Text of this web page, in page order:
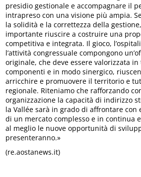
presidio gestionale e accompagnare il
intrapreso con una visione più ampia.
la solidità e la correttezza della
importante riuscire a costruire una
competitiva e integrata. Il gioco,
l’attività congressuale compongono
originale, che deve essere valorizzata
componenti e in modo sinergico,
arricchire e promuovere il territorio e
regionale. Riteniamo che rafforzando
organizzazione la capacità di indirizzo
la Vallée sarà in grado di affrontare con
di un mercato complesso e in continua
al meglio le nuove opportunità di
presenteranno.»
(re.aostanews.it)